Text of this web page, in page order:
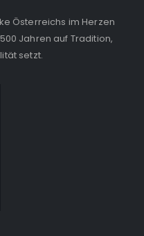
Österreichs im Herzen
Jahren auf Tradition,
setzt.